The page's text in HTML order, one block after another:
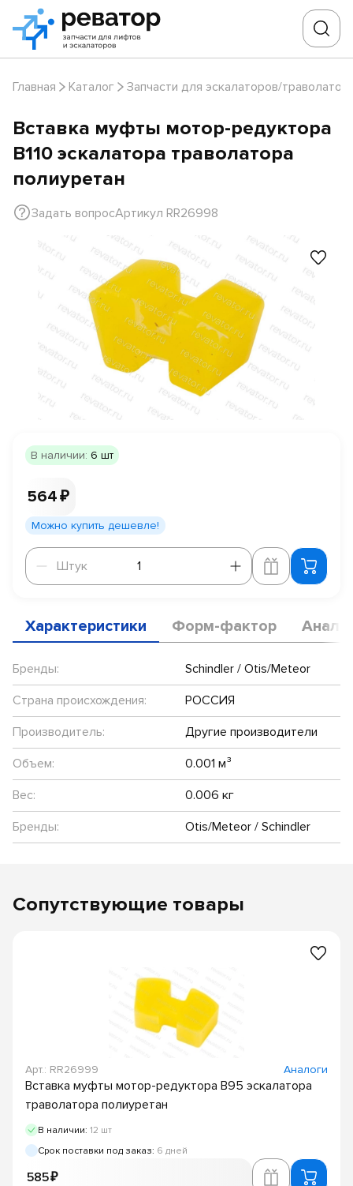
Главная Каталог Запчасти для эскалаторов/
Вставка муфты мотор-редуктора
B110 эскалатора траволатора
полиуретан
Задать вопросАртикул RR26998
В наличии: 6 шт
564 ₽
Можно купить дешевле!
Штук
Штук
Характеристики Форм-фактор
Бренды:
Schindler / Otis/Meteor
Страна происхождения:
РОССИЯ
Производитель:
Другие производители
Объем:
0.001 м³
Вес:
0.006 кг
Бренды:
Otis/Meteor / Schindler
Сопутствующие товары
Арт.: RR26999 Аналоги
Вставка муфты мотор-редуктора B95 эскалатора
траволатора полиуретан
В наличии: 12 шт
Срок поставки под заказ: 6 дней
585 ₽